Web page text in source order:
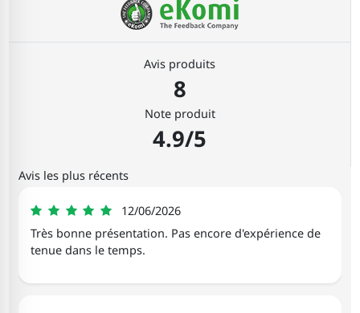
Avis produits
8
Note produit
4.9/5
Avis les plus récents
Bernard
12/06/2026
5
Très bonne présentation. Pas encore d'expérience de
tenue dans le temps.